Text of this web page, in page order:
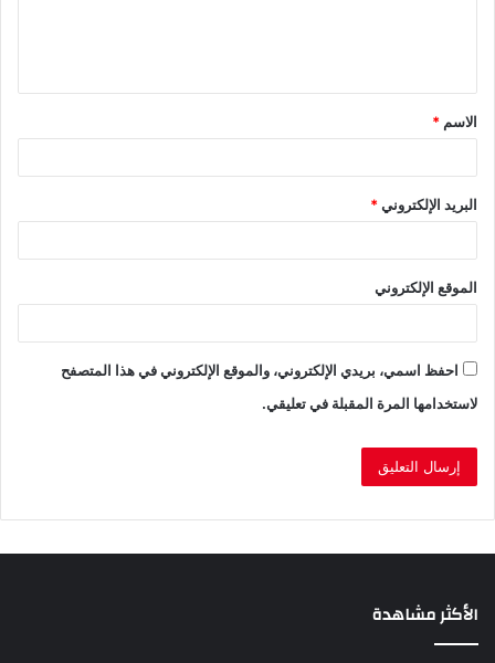
ق
*
الاسم *
البريد الإلكتروني*
الموقع الإلكتروني
احفظ اسمي، بريدي الإلكتروني، والموقع الإلكتروني في هذا المتصفح
لاستخدامها المرة المقبلة في تعليقي.
الأكثر مشاهدة